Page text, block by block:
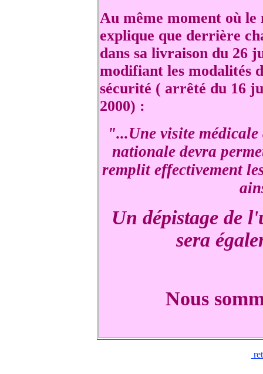
Au même moment où
explique que derrière
dans sa livraison du 26
modifiant les modalités
sécurité ( arrêté du 16
2000) :
"...Une visite
nationale devra
remplit effectivement
Un dépistage de
sera
Nous